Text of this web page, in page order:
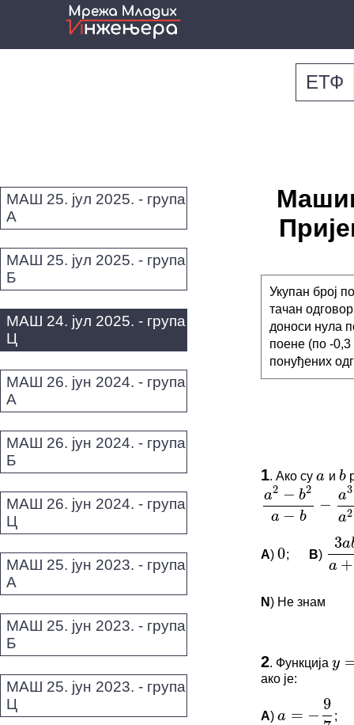
ЕТФ
МАШ 25. јул 2025. - група
А
МАШ 25. јул 2025. - група
Б
МАШ 24. јул 2025. - група
Ц
МАШ 26. јун 2024. - група
А
МАШ 26. јун 2024. - група
Б
МАШ 26. јун 2024. - група
Ц
МАШ 25. јун 2023. - група
А
МАШ 25. јун 2023. - група
Б
МАШ 25. јун 2023. - група
Ц
Укупан број
тачан
доноси нула
поене (по -0,3
понуђених
1. Ако суa иb
a2 − b2
a − b
−
a3
2 −
a2−b2a−b −a 3−b
A)0; B)
b
+ b
3aba
N ) Не знам
ПИТАЊА
Овај задатак
*Морате
2. Функцијаy=a
ако је:
A)
= −
a=−9 7 ;